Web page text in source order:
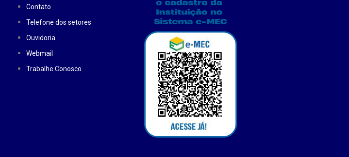
Contato
Telefone dos setores
Ouvidoria
Webmail
Trabalhe Conosco